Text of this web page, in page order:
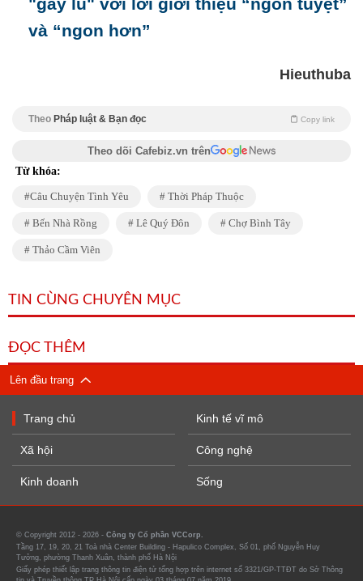
"gây lú" với lời giới thiệu “ngon tuyệt”
và “ngon hơn”
Hieuthuba
Theo Pháp luật & Bạn đọc Copy link
Theo dõi Cafebiz.vn trên
Từ khóa:
Câu Chuyện Tình Yêu Thời Pháp Thuộc
Bến Nhà Rồng Lê Quý Đôn Chợ Bình Tây
Thảo Cầm Viên
TIN CÙNG CHUYÊN MỤC
ĐỌC THÊM
Lên đầu trang
Trang chủ
Xã hội
Kinh doanh
Kinh tế vĩ mô
Công nghệ
Sống
© Copyright 2012 - 2026 - Công ty Cổ phần VCCorp.
Tầng 17, 19, 20, 21 Toà nhà Center Building - Hapulico Complex, Số 01, phố Nguyễn Huy
Tưởng, phường Thanh Xuân, thành phố Hà Nội
Giấy phép thiết lập trang thông tin điện tử tổng hợp trên internet số 3321/GP-TTĐT do Sở Thông